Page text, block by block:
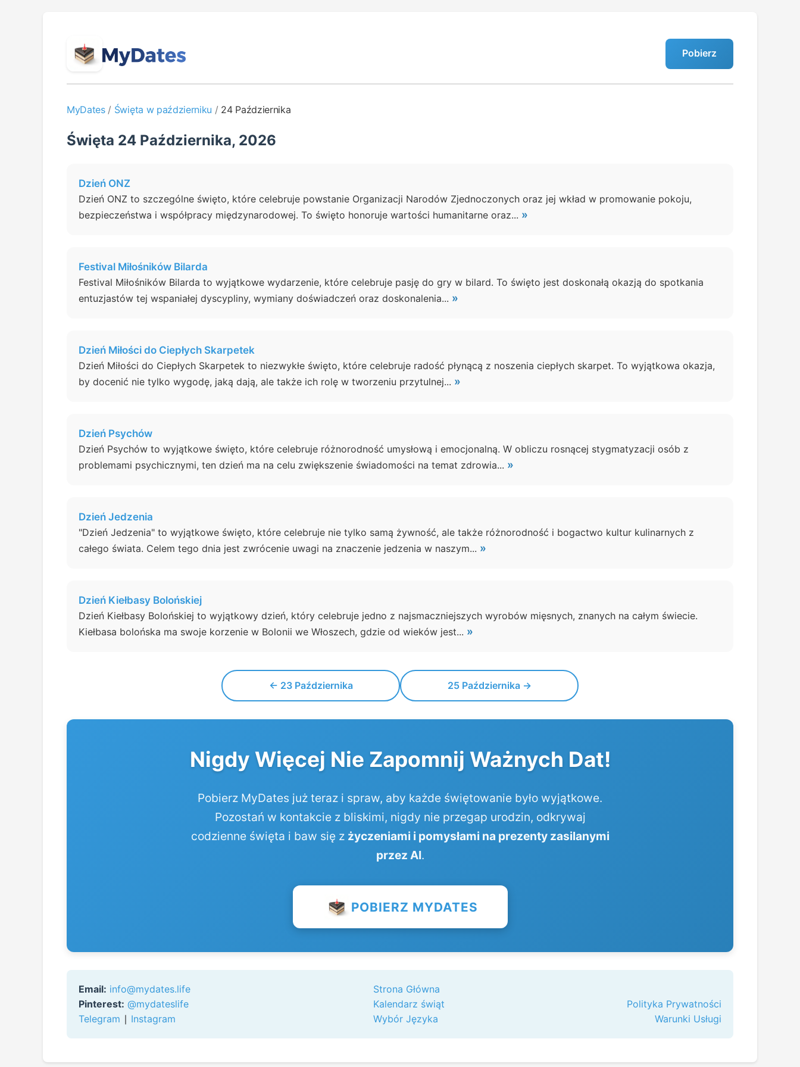
Pobierz
MyDates/ Święta w październiku / 24 Października
Święta 24 Października, 2026
Dzień ONZ
Dzień ONZ to szczególne święto, które celebruje powstanie Organizacji Narodów Zjednoczonych oraz jej wkład w promowanie pokoju,
bezpieczeństwa i współpracy międzynarodowej. To święto honoruje wartości humanitarne oraz... »
Festival Miłośników Bilarda
Festival Miłośników Bilarda to wyjątkowe wydarzenie, które celebruje pasję do gry w bilard. To święto jest doskonałą okazją do spotkania
entuzjastów tej wspaniałej dyscypliny, wymiany doświadczeń oraz doskonalenia... »
Dzień Miłości do Ciepłych Skarpetek
Dzień Miłości do Ciepłych Skarpetek to niezwykłe święto, które celebruje radość płynącą z noszenia ciepłych skarpet. To wyjątkowa okazja,
by docenić nie tylko wygodę, jaką dają, ale także ich rolę w tworzeniu przytulnej... »
Dzień Psychów
Dzień Psychów to wyjątkowe święto, które celebruje różnorodność umysłową i emocjonalną. W obliczu rosnącej stygmatyzacji osób z
problemami psychicznymi, ten dzień ma na celu zwiększenie świadomości na temat zdrowia... »
Dzień Jedzenia
"Dzień Jedzenia" to wyjątkowe święto, które celebruje nie tylko samą żywność, ale także różnorodność i bogactwo kultur kulinarnych z
całego świata. Celem tego dnia jest zwrócenie uwagi na znaczenie jedzenia w naszym... »
Dzień Kiełbasy Bolońskiej
Dzień Kiełbasy Bolońskiej to wyjątkowy dzień, który celebruje jedno z najsmaczniejszych wyrobów mięsnych, znanych na całym świecie.
Kiełbasa bolońska ma swoje korzenie w Bolonii we Włoszech, gdzie od wieków jest... »
← 23 Października 25 Października →
Nigdy Więcej Nie Zapomnij Ważnych Dat!
Pobierz MyDates już teraz i spraw, aby każde świętowanie było wyjątkowe.
Pozostań w kontakcie z bliskimi, nigdy nie przegap urodzin, odkrywaj
codzienne święta i baw się z życzeniami i pomysłami na prezenty zasilanymi
przez AI.
POBIERZ MYDATES
Email: info@mydates.life
Pinterest: @mydateslife
Telegram ∣ Instagram
Strona Główna
Kalendarz świąt
Wybór Języka
Polityka Prywatności
Warunki Usługi